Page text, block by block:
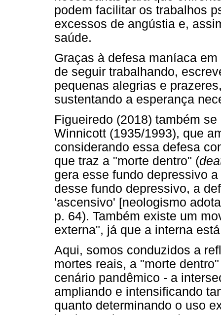
podem facilitar os trabalhos
excessos de angústia e,
saúde.
Graças à defesa maníaca
de seguir trabalhando,
pequenas alegrias e
sustentando a esperança
Figueiredo (2018) também
Winnicott (1935/1993), que
considerando essa defesa
que traz a "morte dentro" (
gera esse fundo depressivo
desse fundo depressivo, a
'ascensivo' [neologismo
p. 64). Também existe um
externa", já que a interna
Aqui, somos conduzidos a
mortes reais, a "morte
cenário pandêmico - a
ampliando e intensificando
quanto determinando o uso